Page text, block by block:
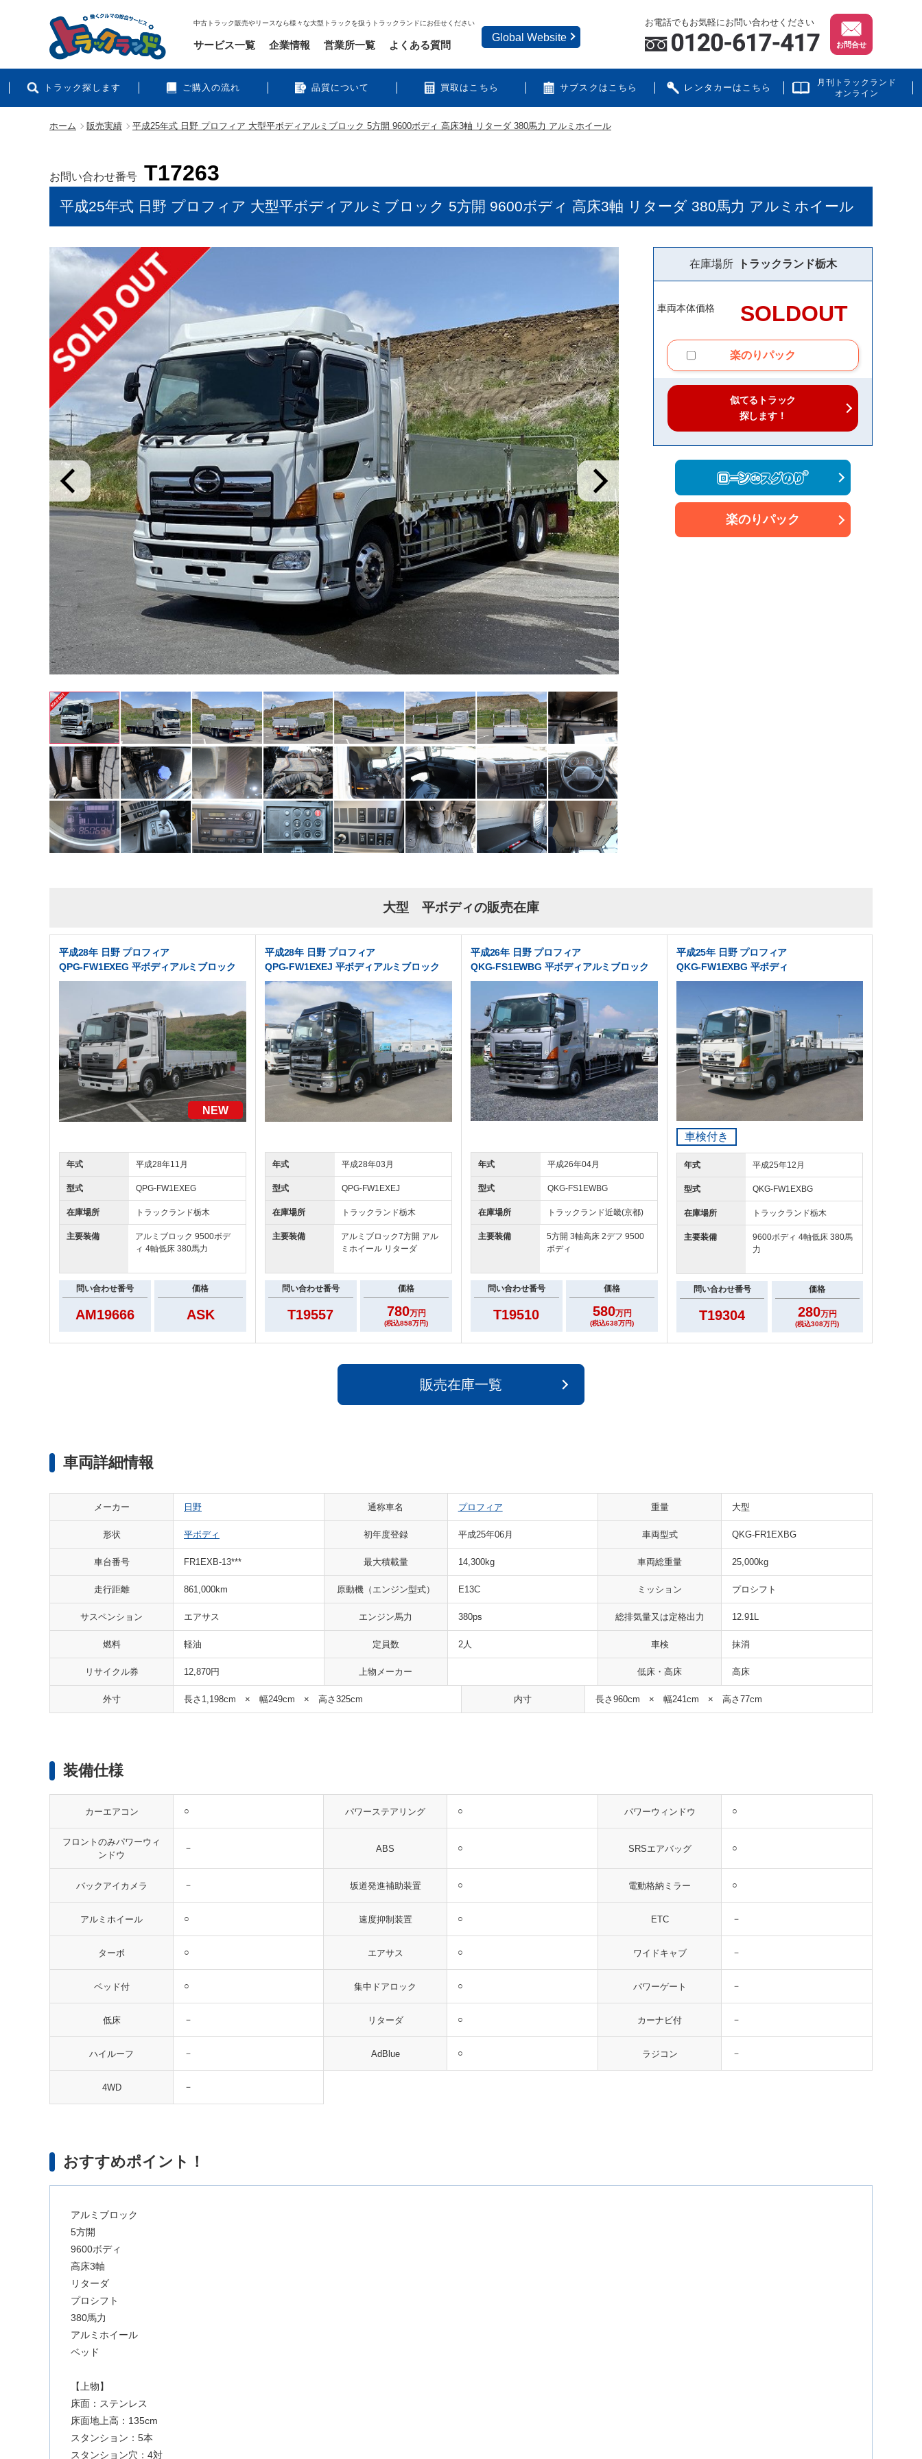
中古トラック販売やリースなら様々な大型トラックを扱うトラックランドにお任せください お電話でもお気軽にお問い合わせください
お問合せ
トラック探します ご購入の流れ 品質について 買取はこちら サブスクはこちら レンタカーはこちら
月刊トラックランド
オンライン
サービス一覧 企業情報 営業所一覧 よくある質問
Global Website
ホーム 販売実績 平成25年式 日野 プロフィア 大型平ボディアルミブロック 5方開 9600ボディ 高床3軸 リターダ 380馬力 アルミホイール
お問い合わせ番号 T17263
平成25年式 日野 プロフィア 大型平ボディアルミブロック 5方開 9600ボディ 高床3軸 リターダ 380馬力 アルミホイール
在庫場所 トラックランド栃木
車両本体価格 SOLDOUT
楽のりパック
似てるトラック
探します！
楽のりパック
大型 平ボディの販売在庫
平成28年 日野 プロフィア
QPG-FW1EXEG 平ボディアルミブロック
NEW
年式 平成28年11月
型式 QPG-FW1EXEG
在庫場所 トラックランド栃木
主要装備
アルミブロック 9500ボデ
ィ 4軸低床 380馬力
問い合わせ番号
AM19666
価格
ASK
平成28年 日野 プロフィア
QPG-FW1EXEJ 平ボディアルミブロック
年式 平成28年03月
型式 QPG-FW1EXEJ
在庫場所 トラックランド栃木
主要装備
アルミブロック7方開 アル
ミホイール リターダ
問い合わせ番号
T19557
価格
780万円
(税込858万円)
平成26年 日野 プロフィア
QKG-FS1EWBG 平ボディアルミブロック
年式 平成26年04月
型式 QKG-FS1EWBG
在庫場所 トラックランド近畿(京都)
主要装備
5方開 3軸高床 2デフ 9500
ボディ
問い合わせ番号
T19510
価格
580万円
(税込638万円)
平成25年 日野 プロフィア
QKG-FW1EXBG 平ボディ
車検付き
年式 平成25年12月
型式 QKG-FW1EXBG
在庫場所 トラックランド栃木
主要装備
9600ボディ 4軸低床 380馬
力
問い合わせ番号
T19304
価格
280万円
(税込308万円)
販売在庫一覧
車両詳細情報
メーカー 日野 通称車名 プロフィア 重量 大型
形状 平ボディ 初年度登録 平成25年06月 車両型式 QKG-FR1EXBG
車台番号 FR1EXB-13*** 最大積載量 14,300kg 車両総重量 25,000kg
走行距離 861,000km 原動機（エンジン型式） E13C ミッション プロシフト
サスペンション エアサス エンジン馬力 380ps 総排気量又は定格出力 12.91L
燃料 軽油 定員数 2人 車検 抹消
リサイクル券 12,870円 上物メーカー 低床・高床 高床
外寸 長さ1,198cm × 幅249cm × 高さ325cm 内寸 長さ960cm × 幅241cm × 高さ77cm
装備仕様
カーエアコン ○ パワーステアリング ○ パワーウィンドウ ○
フロントのみパワーウィ
ンドウ
－ ABS ○ SRSエアバッグ ○
バックアイカメラ － 坂道発進補助装置 ○ 電動格納ミラー ○
アルミホイール ○ 速度抑制装置 ○ ETC －
ターボ ○ エアサス ○ ワイドキャブ －
ベッド付 ○ 集中ドアロック ○ パワーゲート －
低床 － リターダ ○ カーナビ付 －
ハイルーフ － AdBlue ○ ラジコン －
4WD －
おすすめポイント！
アルミブロック
5方開
9600ボディ
高床3軸
リターダ
プロシフト
380馬力
アルミホイール
ベッド
【上物】
床面：ステンレス
床面地上高：135cm
スタンション：5本
スタンション穴：4対